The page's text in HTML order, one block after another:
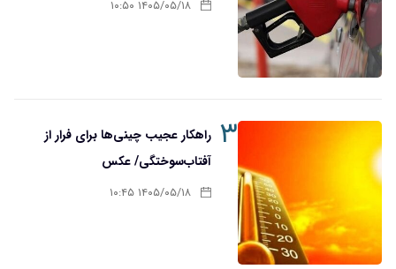
۱۴۰۵/۰۵/۱۸ ۱۰:۵۰
۳ راهکار عجیب چینی‌ها برای فرار از
آفتاب‌سوختگی/ عکس
۱۴۰۵/۰۵/۱۸ ۱۰:۴۵